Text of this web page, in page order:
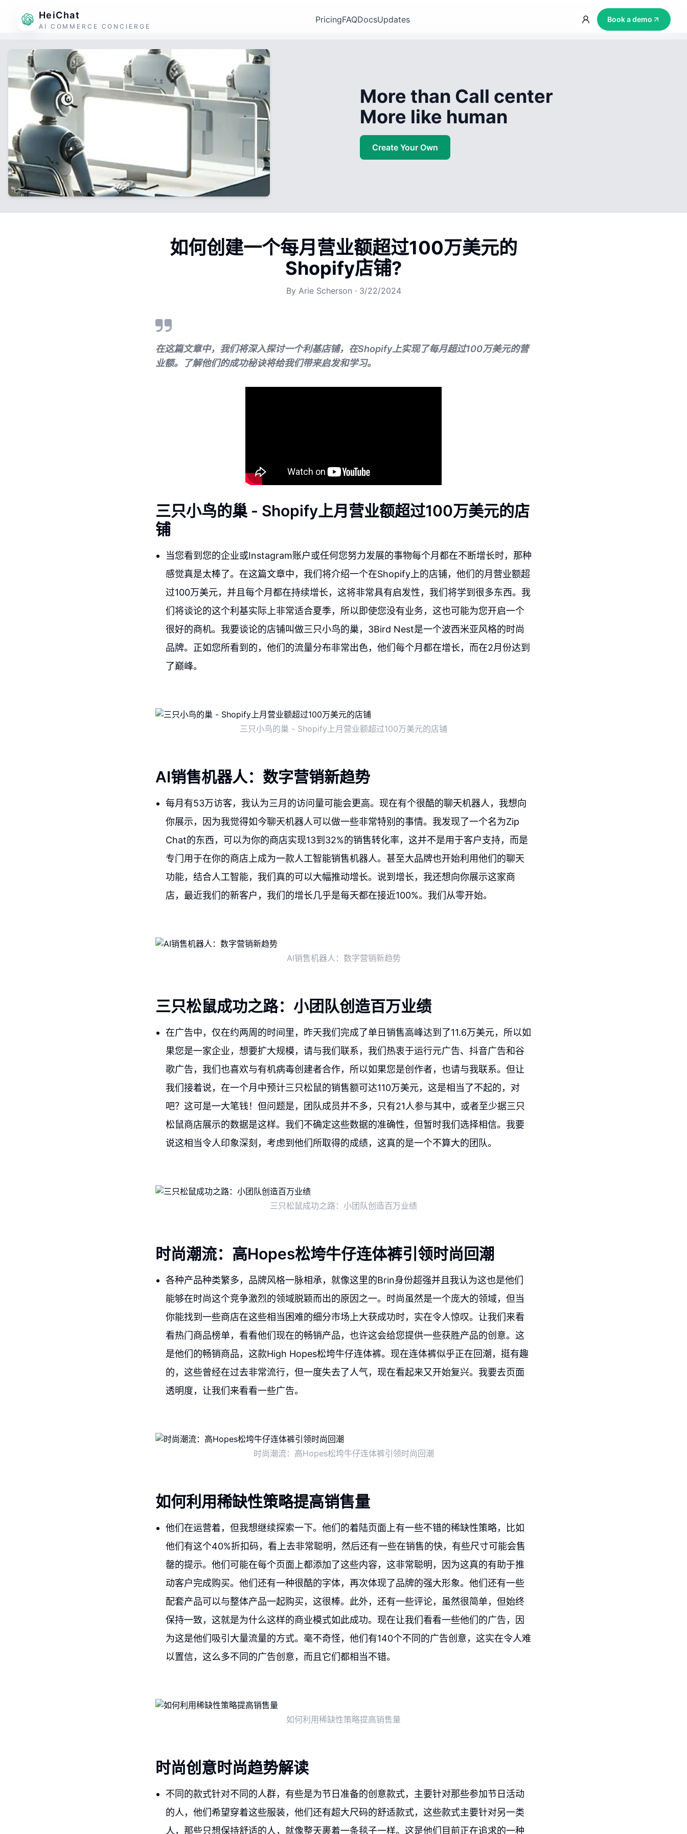
HeiChat
AI COMMERCE CONCIERGE
PricingFAQDocsUpdates Book a demo
More than Call center
More like human
Create Your Own
如何创建一个每月营业额超过100万美元的
Shopify店铺?
By Arie Scherson · 3/22/2024
在这篇文章中，我们将深入探讨一个利基店铺，在Shopify上实现了每月超过100万美元的营
业额。了解他们的成功秘诀将给我们带来启发和学习。
三只小鸟的巢 - Shopify上月营业额超过100万美元的店
铺
当您看到您的企业或Instagram账户或任何您努力发展的事物每个月都在不断增长时，那种
感觉真是太棒了。在这篇文章中，我们将介绍一个在Shopify上的店铺，他们的月营业额超
过100万美元，并且每个月都在持续增长，这将非常具有启发性，我们将学到很多东西。我
们将谈论的这个利基实际上非常适合夏季，所以即使您没有业务，这也可能为您开启一个
很好的商机。我要谈论的店铺叫做三只小鸟的巢，3Bird Nest是一个波西米亚风格的时尚
品牌。正如您所看到的，他们的流量分布非常出色，他们每个月都在增长，而在2月份达到
了巅峰。
三只小鸟的巢 - Shopify上月营业额超过100万美元的店铺
AI销售机器人：数字营销新趋势
每月有53万访客，我认为三月的访问量可能会更高。现在有个很酷的聊天机器人，我想向
你展示，因为我觉得如今聊天机器人可以做一些非常特别的事情。我发现了一个名为Zip
Chat的东西，可以为你的商店实现13到32%的销售转化率，这并不是用于客户支持，而是
专门用于在你的商店上成为一款人工智能销售机器人。甚至大品牌也开始利用他们的聊天
功能，结合人工智能，我们真的可以大幅推动增长。说到增长，我还想向你展示这家商
店，最近我们的新客户，我们的增长几乎是每天都在接近100%。我们从零开始。
AI销售机器人：数字营销新趋势
三只松鼠成功之路：小团队创造百万业绩
在广告中，仅在约两周的时间里，昨天我们完成了单日销售高峰达到了11.6万美元，所以如
果您是一家企业，想要扩大规模，请与我们联系，我们热衷于运行元广告、抖音广告和谷
歌广告，我们也喜欢与有机病毒创建者合作，所以如果您是创作者，也请与我联系。但让
我们接着说，在一个月中预计三只松鼠的销售额可达110万美元，这是相当了不起的，对
吧？这可是一大笔钱！但问题是，团队成员并不多，只有21人参与其中，或者至少据三只
松鼠商店展示的数据是这样。我们不确定这些数据的准确性，但暂时我们选择相信。我要
说这相当令人印象深刻，考虑到他们所取得的成绩，这真的是一个不算大的团队。
三只松鼠成功之路：小团队创造百万业绩
时尚潮流：高Hopes松垮牛仔连体裤引领时尚回潮
各种产品种类繁多，品牌风格一脉相承，就像这里的Brin身份超强并且我认为这也是他们
能够在时尚这个竞争激烈的领域脱颖而出的原因之一。时尚虽然是一个庞大的领域，但当
你能找到一些商店在这些相当困难的细分市场上大获成功时，实在令人惊叹。让我们来看
看热门商品榜单，看看他们现在的畅销产品，也许这会给您提供一些获胜产品的创意。这
是他们的畅销商品，这款High Hopes松垮牛仔连体裤。现在连体裤似乎正在回潮，挺有趣
的，这些曾经在过去非常流行，但一度失去了人气，现在看起来又开始复兴。我要去页面
透明度，让我们来看看一些广告。
时尚潮流：高Hopes松垮牛仔连体裤引领时尚回潮
如何利用稀缺性策略提高销售量
他们在运营着，但我想继续探索一下。他们的着陆页面上有一些不错的稀缺性策略，比如
他们有这个40%折扣码，看上去非常聪明，然后还有一些在销售的快，有些尺寸可能会售
罄的提示。他们可能在每个页面上都添加了这些内容，这非常聪明，因为这真的有助于推
动客户完成购买。他们还有一种很酷的字体，再次体现了品牌的强大形象。他们还有一些
配套产品可以与整体产品一起购买，这很棒。此外，还有一些评论，虽然很简单，但始终
保持一致，这就是为什么这样的商业模式如此成功。现在让我们看看一些他们的广告，因
为这是他们吸引大量流量的方式。毫不奇怪，他们有140个不同的广告创意，这实在令人难
以置信，这么多不同的广告创意，而且它们都相当不错。
如何利用稀缺性策略提高销售量
时尚创意时尚趋势解读
不同的款式针对不同的人群，有些是为节日准备的创意款式，主要针对那些参加节日活动
的人，他们希望穿着这些服装，他们还有超大尺码的舒适款式，这些款式主要针对另一类
人，那些只想保持舒适的人，就像整天裹着一条毯子一样。这是他们目前正在追求的一种